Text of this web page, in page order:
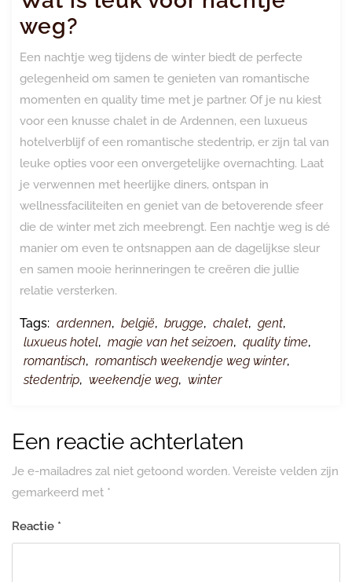
weg?
Een nachtje weg tijdens de winter biedt de perfecte
gelegenheid om samen te genieten van romantische
momenten en quality time met je partner. Of je nu kiest
voor een knusse chalet in de Ardennen, een luxueus
hotelverblijf of een romantische stedentrip, er zijn tal van
leuke opties voor een onvergetelijke overnachting. Laat
je verwennen met heerlijke diners, ontspan in
wellnessfaciliteiten en geniet van de betoverende sfeer
die de winter met zich meebrengt. Een nachtje weg is dé
manier om even te ontsnappen aan de dagelijkse sleur
en samen mooie herinneringen te creëren die jullie
relatie versterken.
Tags: ardennen, belgië, brugge, chalet, gent,
luxueus hotel, magie van het seizoen, quality time,
romantisch, romantisch weekendje weg winter,
stedentrip, weekendje weg, winter
Een reactie achterlaten
Je e-mailadres zal niet getoond worden. Vereiste velden zijn
gemarkeerd met *
Reactie *